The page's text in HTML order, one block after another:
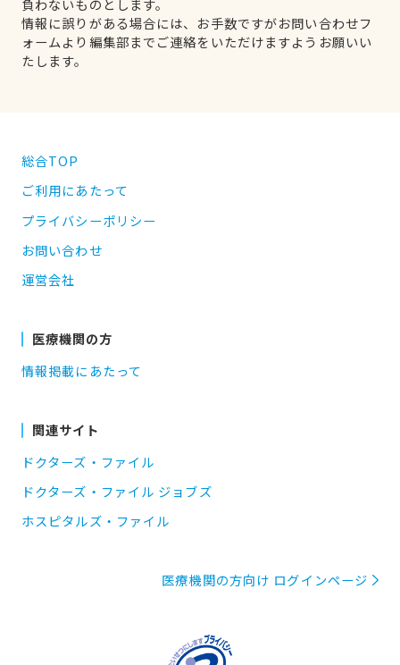
負わないものとします。
情報に誤りがある場合には、お手数ですがお問い合わせフ
ォームより編集部までご連絡をいただけますようお願いい
たします。
総合TOP
ご利用にあたって
プライバシーポリシー
お問い合わせ
運営会社
医療機関の方
情報掲載にあたって
関連サイト
ドクターズ・ファイル
ドクターズ・ファイル ジョブズ
ホスピタルズ・ファイル
医療機関の方向け ログインページ